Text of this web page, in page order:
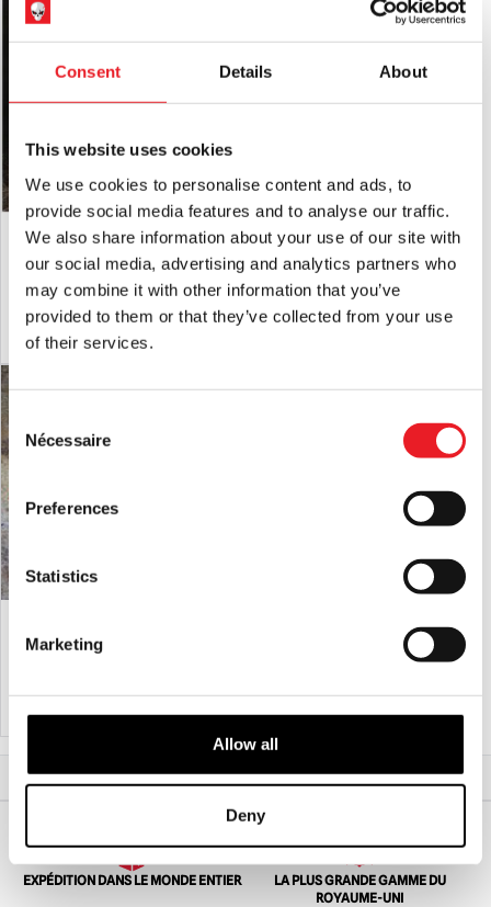
Consent Details About
This website uses cookies
We use cookies to personalise content and ads, to
provide social media features and to analyse our traffic.
We also share information about your use of our site with
our social media, advertising and analytics partners who
may combine it with other information that you’ve
provided to them or that they’ve collected from your use
of their services.
Selection
Nécessaire
Preferences
Statistics
Marketing
Allow all
Deny
rares cas, peut provoquer une réaction allergique chez les
personnes sensibles au latex.
RETOURSne sera accepté que si le produit est en parfait état
et avec
Masque de sorcière avec capuche -
blanc
84.95
AJOUTER AU PANIER
Masque de la duchesse de Devonshire
£59.95
VOIR LE PRODUIT
175.00
AJOUTER AU PANIER VOIR LE PRODUIT AJOUTER AU PANIER VOIR LE PRODUIT
Accueil Cadeaux d'horreur Cadeau principal Masque Portrait Lady
EXPÉDITION DANS LE MONDE ENTIER
LA PLUS GRANDE GAMME DU
ROYAUME-UNI